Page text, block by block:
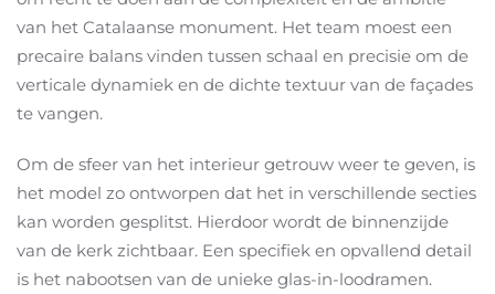
van het Catalaanse monument. Het team moest een
precaire balans vinden tussen schaal en precisie om de
verticale dynamiek en de dichte textuur van de façades
te vangen.
Om de sfeer van het interieur getrouw weer te geven, is
het model zo ontworpen dat het in verschillende secties
kan worden gesplitst. Hierdoor wordt de binnenzijde
van de kerk zichtbaar. Een specifiek en opvallend detail
is het nabootsen van de unieke glas-in-loodramen.